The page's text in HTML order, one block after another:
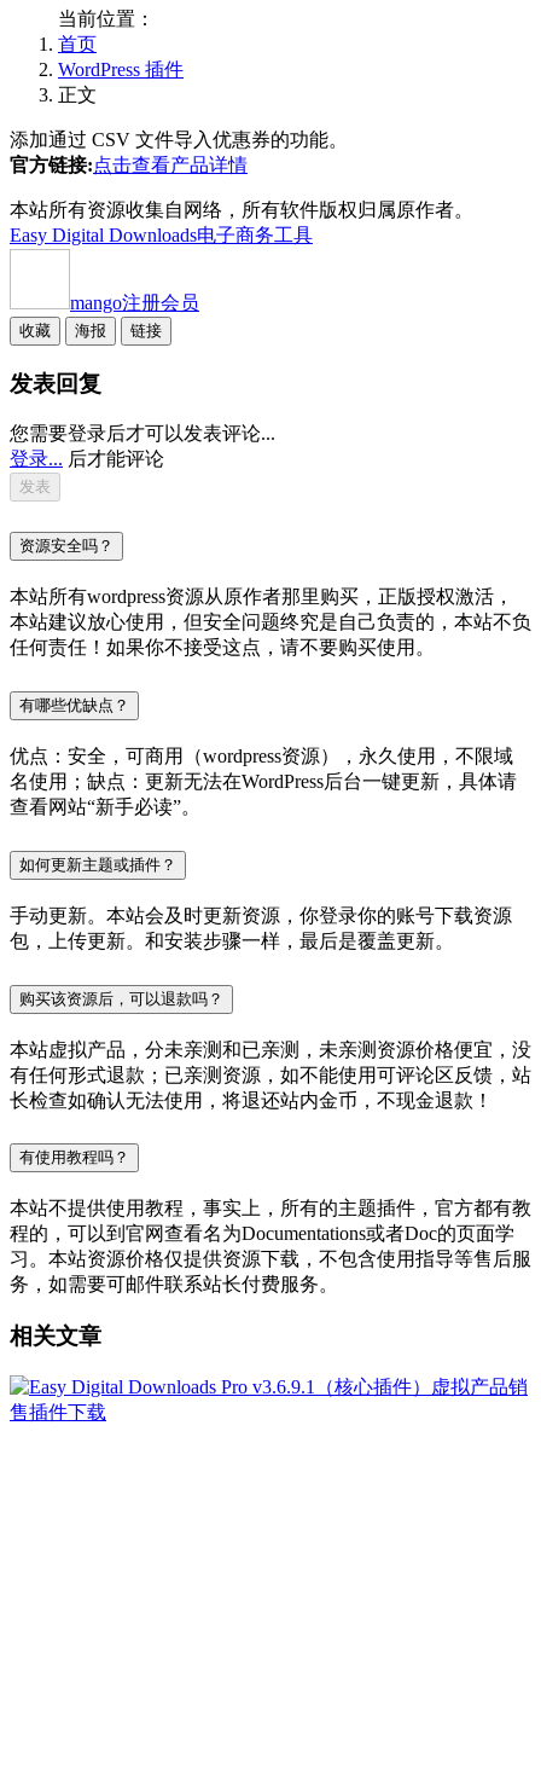
当前位置：
首页
WordPress 插件
正文
添加通过 CSV 文件导入优惠券的功能。
官方链接:点击查看产品详情
本站所有资源收集自网络，所有软件版权归属原作者。
Easy Digital Downloads电子商务工具
mango注册会员
收藏 海报 链接
发表回复
您需要登录后才可以发表评论...
登录... 后才能评论
资源安全吗？
本站所有wordpress资源从原作者那里购买，正版授权激活，
本站建议放心使用，但安全问题终究是自己负责的，本站不负
任何责任！如果你不接受这点，请不要购买使用。
有哪些优缺点？
优点：安全，可商用（wordpress资源），永久使用，不限域
名使用；缺点：更新无法在WordPress后台一键更新，具体请
查看网站“新手必读”。
如何更新主题或插件？
手动更新。本站会及时更新资源，你登录你的账号下载资源
包，上传更新。和安装步骤一样，最后是覆盖更新。
购买该资源后，可以退款吗？
本站虚拟产品，分未亲测和已亲测，未亲测资源价格便宜，没
有任何形式退款；已亲测资源，如不能使用可评论区反馈，站
长检查如确认无法使用，将退还站内金币，不现金退款！
有使用教程吗？
本站不提供使用教程，事实上，所有的主题插件，官方都有教
程的，可以到官网查看名为Documentations或者Doc的页面学
习。本站资源价格仅提供资源下载，不包含使用指导等售后服
务，如需要可邮件联系站长付费服务。
相关文章